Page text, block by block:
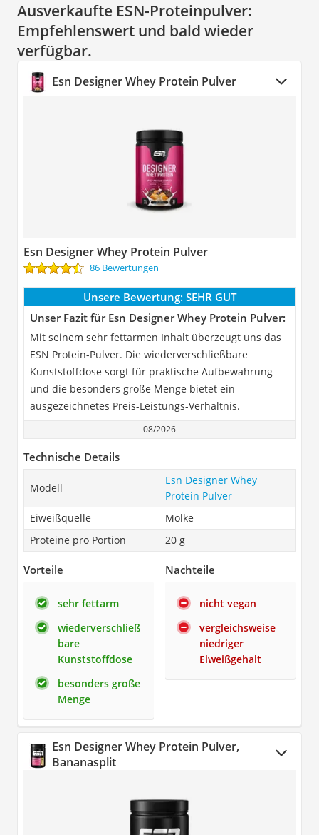
Ausverkaufte ESN-Proteinpulver:
Empfehlenswert und bald wieder
verfügbar.
Esn Designer Whey Protein Pulver
Esn Designer Whey Protein Pulver
86 Bewertungen
Unsere Bewertung: SEHR GUT
Unser Fazit für Esn Designer Whey Protein Pulver:
Mit seinem sehr fettarmen Inhalt überzeugt uns das
ESN Protein-Pulver. Die wiederverschließbare
Kunststoffdose sorgt für praktische Aufbewahrung
und die besonders große Menge bietet ein
ausgezeichnetes Preis-Leistungs-Verhältnis.
08/2026
Technische Details
Modell
Esn Designer Whey
Protein Pulver
Eiweißquelle
Molke
Proteine pro Portion
20 g
Vorteile
sehr fettarm
wiederverschließ
bare
Kunststoffdose
besonders große
Menge
Nachteile
nicht vegan
vergleichsweise
niedriger
Eiweißgehalt
Esn Designer Whey Protein Pulver,
Bananasplit